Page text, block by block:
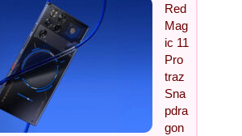
Red
Mag
ic 11
Pro
traz
Sna
pdra
gon